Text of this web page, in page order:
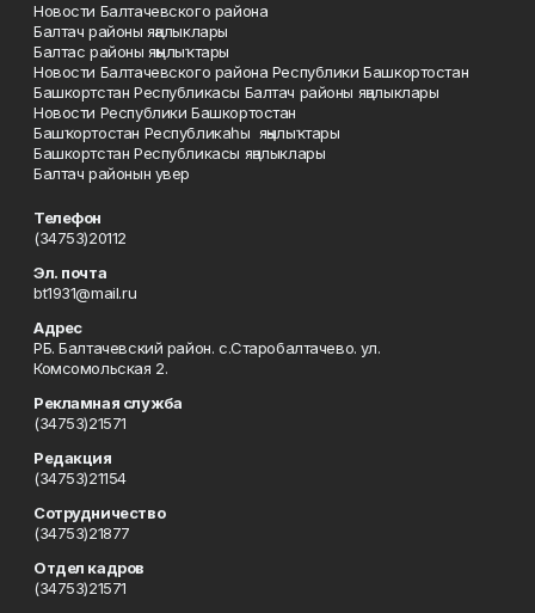
Новости Балтачевского района
Балтач районы яңалыклары
Балтас районы яңылыҡтары
Новости Балтачевского района Республики Башкортостан
Башкортстан Республикасы Балтач районы яңалыклары
Новости Республики Башкортостан
Башҡортостан Республикаһы яңылыҡтары
Башкортстан Республикасы яңалыклары
Балтач районын увер
Телефон
(34753)20112
Эл. почта
bt1931@mail.ru
Адрес
РБ. Балтачевский район. с.Старобалтачево. ул.
Комсомольская 2.
Рекламная служба
(34753)21571
Редакция
(34753)21154
Сотрудничество
(34753)21877
Отдел кадров
(34753)21571